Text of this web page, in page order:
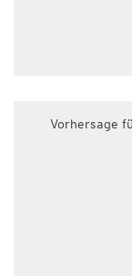
Vorhersage